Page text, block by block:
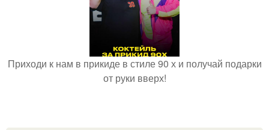
Приходи к нам в прикиде в стиле 90 х и получай подарки
от руки вверх!